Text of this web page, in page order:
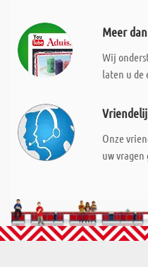
Meer
Wij
laten u de
Onze
uw